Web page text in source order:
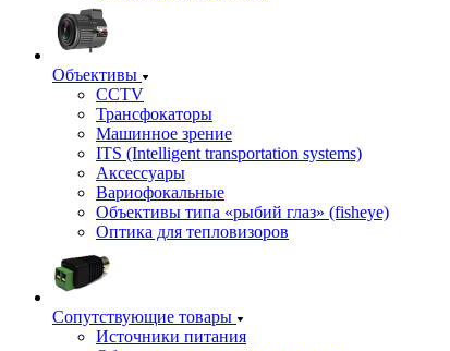
Объективы
CCTV
Трансфокаторы
Машинное зрение
ITS (Intelligent transportation systems)
Аксессуары
Вариофокальные
Объективы типа «рыбий глаз» (fisheye)
Оптика для тепловизоров
Сопутствующие товары
Источники питания